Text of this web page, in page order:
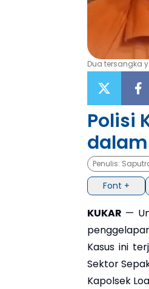
Dua tersangka
Polisi
Penulis:
Font +
KUKAR —
Kasus ini
Sektor
Kapolsek